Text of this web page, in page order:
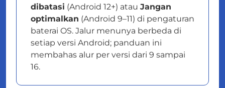
dibatasi (Android 12+) atau Jangan
optimalkan (Android 9–11) di pengaturan
baterai OS. Jalur menunya berbeda di
setiap versi Android; panduan ini
membahas alur per versi dari 9 sampai
16.